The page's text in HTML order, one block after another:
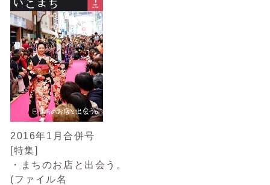
2016年1月合併号
[特集]
・まちのお店と出会う。
(ファイル名